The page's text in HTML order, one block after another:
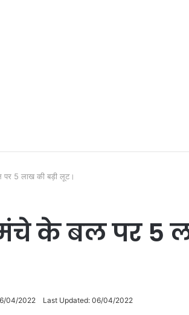
पर 5 लाख की बड़ी लूट।
के बल पर 5
04/2022 Last Updated: 06/04/2022